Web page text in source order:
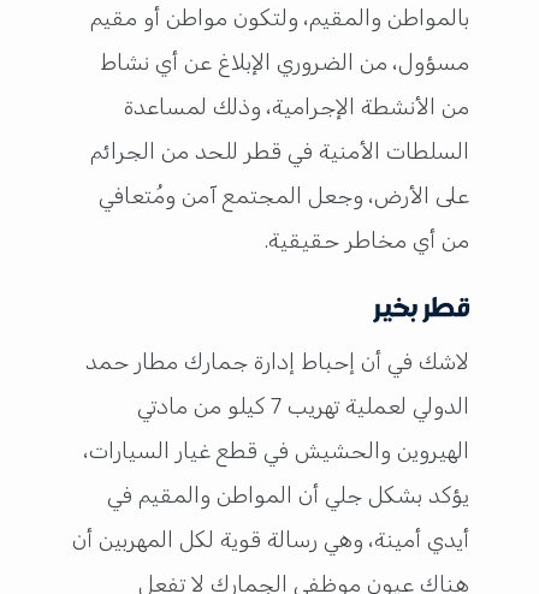
بالمواطن والمقيم، ولتكون مواطن أو مقيم
مسؤول، من الضروري الإبلاغ عن أي نشاط
من الأنشطة الإجرامية، وذلك لمساعدة
السلطات الأمنية في قطر للحد من الجرائم
على الأرض، وجعل المجتمع آمن ومُتعافي
من أي مخاطر حقيقية.
قطر بخير
لاشك في أن إحباط إدارة جمارك مطار حمد
الدولي لعملية تهريب 7 كيلو من مادتي
الهيروين والحشيش في قطع غيار السيارات،
يؤكد بشكل جلي أن المواطن والمقيم في
أيدي أمينة، وهي رسالة قوية لكل المهربين أن
هناك عيون موظفي الجمارك لا تفعل